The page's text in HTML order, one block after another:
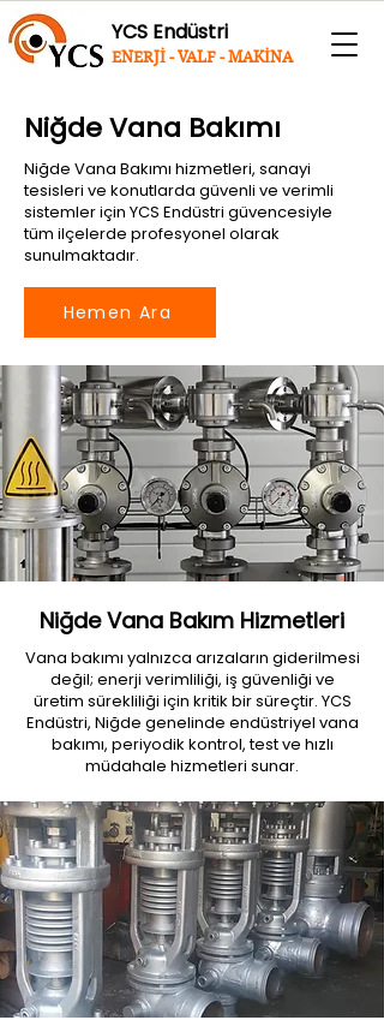
YCS Endüstri
ENERJİ - VALF - MAKİNA
Niğde Vana Bakımı
Niğde Vana Bakımı hizmetleri, sanayi
tesisleri ve konutlarda güvenli ve verimli
sistemler için YCS Endüstri güvencesiyle
tüm ilçelerde profesyonel olarak
sunulmaktadır.
Hemen Ara
Niğde Vana Bakım Hizmetleri
Vana bakımı yalnızca arızaların giderilmesi
değil; enerji verimliliği, iş güvenliği ve
üretim sürekliliği için kritik bir süreçtir. YCS
Endüstri, Niğde genelinde endüstriyel vana
bakımı, periyodik kontrol, test ve hızlı
müdahale hizmetleri sunar.